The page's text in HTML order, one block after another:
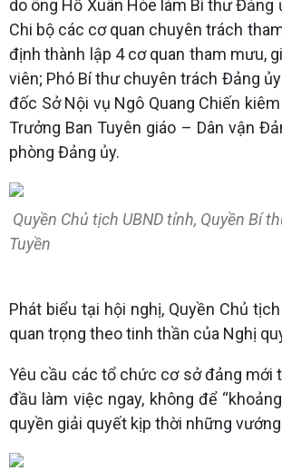
do ông Hồ Xuân Hòe làm Bí thư Đảng
Chi bộ các cơ quan chuyên trách
định thành lập 4 cơ quan tham mưu,
viên; Phó Bí thư chuyên trách Đảng
đốc Sở Nội vụ Ngô Quang Chiến
Trưởng Ban Tuyên giáo – Dân vận
phòng Đảng ủy.
Quyền Chủ tịch UBND tỉnh, Quyền Bí
Tuyền
Phát biểu tại hội nghị, Quyền Chủ
quan trọng theo tinh thần của Nghị
Yêu cầu các tổ chức cơ sở đảng mới
đầu làm việc ngay, không để
quyền giải quyết kịp thời những